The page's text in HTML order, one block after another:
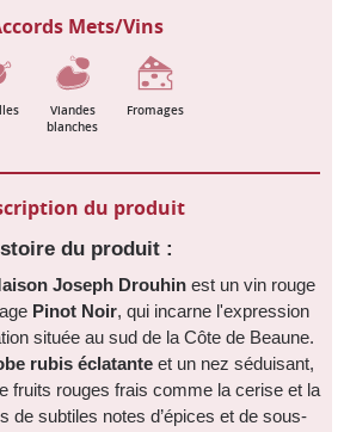
Mets/Vins
Viandes
blanches
Fromages
du produit
du produit :
Joseph Drouhinest un vin rouge
Pinot Noir, qui incarne l'expression
située au sud de la Côte de Beaune.
rubis éclatante et un nez séduisant,
fruits rouges frais comme la cerise et la
de subtiles notes d’épices et de sous-